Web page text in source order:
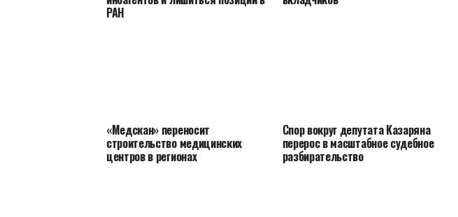
РАН
«Медскан» переносит
строительство медицинских
центров в регионах
Спор вокруг депутата Казаряна
перерос в масштабное судебное
разбирательство